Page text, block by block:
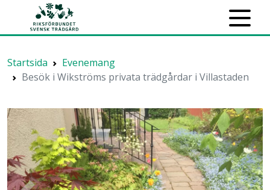
Startsida
Evenemang
Besök i Wikströms privata trädgårdar i Villastaden